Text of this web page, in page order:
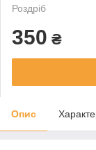
Роздріб
350 ₴
Опис